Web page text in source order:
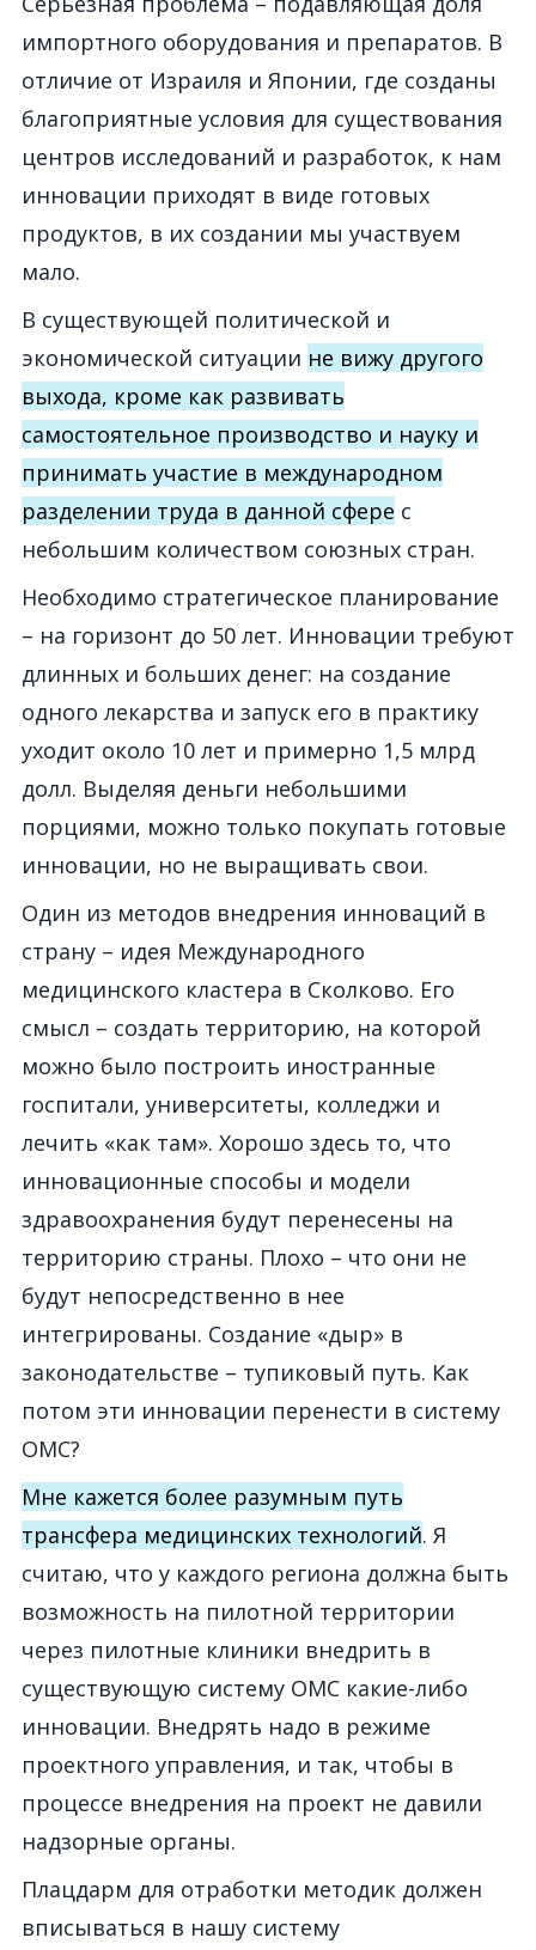
импортного оборудования и препаратов. В
отличие от Израиля и Японии, где созданы
благоприятные условия для существования
центров исследований и разработок, к нам
инновации приходят в виде готовых
продуктов, в их создании мы участвуем
мало.
В существующей политической и
экономической ситуации не вижу другого
выхода, кроме как развивать
самостоятельное производство и науку и
принимать участие в международном
разделении труда в данной сфере с
небольшим количеством союзных стран.
Необходимо стратегическое планирование
– на горизонт до 50 лет. Инновации требуют
длинных и больших денег: на создание
одного лекарства и запуск его в практику
уходит около 10 лет и примерно 1,5 млрд
долл. Выделяя деньги небольшими
порциями, можно только покупать готовые
инновации, но не выращивать свои.
Один из методов внедрения инноваций в
страну – идея Международного
медицинского кластера в Сколково. Его
смысл – создать территорию, на которой
можно было построить иностранные
госпитали, университеты, колледжи и
лечить «как там». Хорошо здесь то, что
инновационные способы и модели
здравоохранения будут перенесены на
территорию страны. Плохо – что они не
будут непосредственно в нее
интегрированы. Создание «дыр» в
законодательстве – тупиковый путь. Как
потом эти инновации перенести в систему
ОМС?
Мне кажется более разумным путь
трансфера медицинских технологий. Я
считаю, что у каждого региона должна быть
возможность на пилотной территории
через пилотные клиники внедрить в
существующую систему ОМС какие-либо
инновации. Внедрять надо в режиме
проектного управления, и так, чтобы в
процессе внедрения на проект не давили
надзорные органы.
Плацдарм для отработки методик должен
вписываться в нашу систему